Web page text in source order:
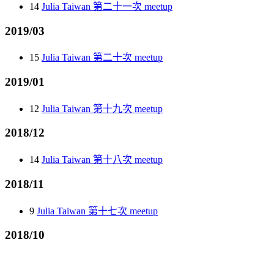
14 Julia Taiwan 第二十一次 meetup
2019/03
15 Julia Taiwan 第二十次 meetup
2019/01
12 Julia Taiwan 第十九次 meetup
2018/12
14 Julia Taiwan 第十八次 meetup
2018/11
9 Julia Taiwan 第十七次 meetup
2018/10